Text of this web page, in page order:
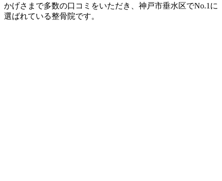
かげさまで多数の口コミをいただき、神戸市垂水区でNo.1に
選ばれている整骨院です。